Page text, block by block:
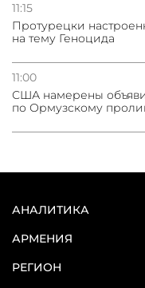
11:15
Протурецки
на тему Геноцида
11:00
США намерены
по Ормузскому
АНАЛИТИКА
АРМЕНИЯ
РЕГИОН